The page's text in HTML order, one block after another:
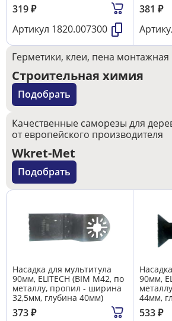
319₽
Артикул 1820.007300
381 ₽
Герметики, клеи, пена монтажная
Строительная химия
Подобрать
Качественные саморезы для
от европейского производителя
Wkret-Met
Подобрать
Насадка для мультитула
90мм, ELITECH (BIM M42, по
металлу, пропил - ширина
32,5мм, глубина 40мм)
373₽
90мм,
44мм,
533₽